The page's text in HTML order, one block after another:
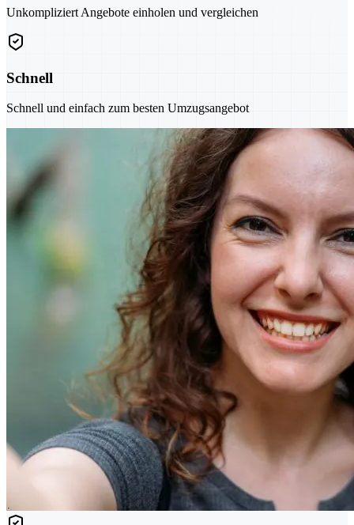
Unkompliziert Angebote einholen und vergleichen
Schnell
Schnell und einfach zum besten Umzugsangebot